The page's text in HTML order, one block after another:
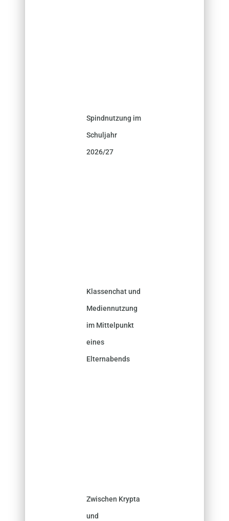
Spindnutzung im
Schuljahr
2026/27
Klassenchat und
Mediennutzung
im Mittelpunkt
eines
Elternabends
Zwischen Krypta
und